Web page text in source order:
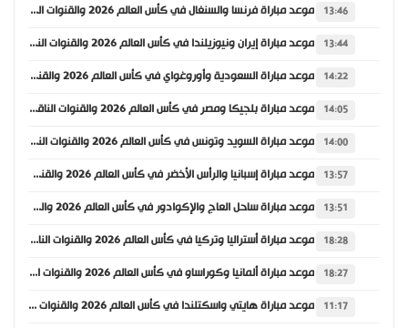
13:46 موعد مباراة فرنسا والسنغال في كأس العالم 2026 والقنوات الناقلة
13:44 موعد مباراة إيران ونيوزيلندا في كأس العالم 2026 والقنوات الناقلة
14:22 موعد مباراة السعودية وأوروغواي في كأس العالم 2026 والقنوات الناقلة
14:05 موعد مباراة بلجيكا ومصر في كأس العالم 2026 والقنوات الناقلة
14:00 موعد مباراة السويد وتونس في كأس العالم 2026 والقنوات الناقلة
13:57 موعد مباراة إسبانيا والرأس الأخضر في كأس العالم 2026 والقنوات الناقلة
13:51 موعد مباراة ساحل العاج والإكوادور في كأس العالم 2026 والقنوات الناقلة
18:28 موعد مباراة أستراليا وتركيا في كأس العالم 2026 والقنوات الناقلة
18:27 موعد مباراة ألمانيا وكوراساو في كأس العالم 2026 والقنوات الناقلة
11:17 موعد مباراة هايتي واسكتلندا في كأس العالم 2026 والقنوات الناقلة